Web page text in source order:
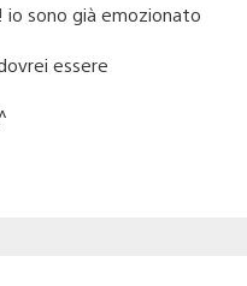
io sono già emozionato
essere